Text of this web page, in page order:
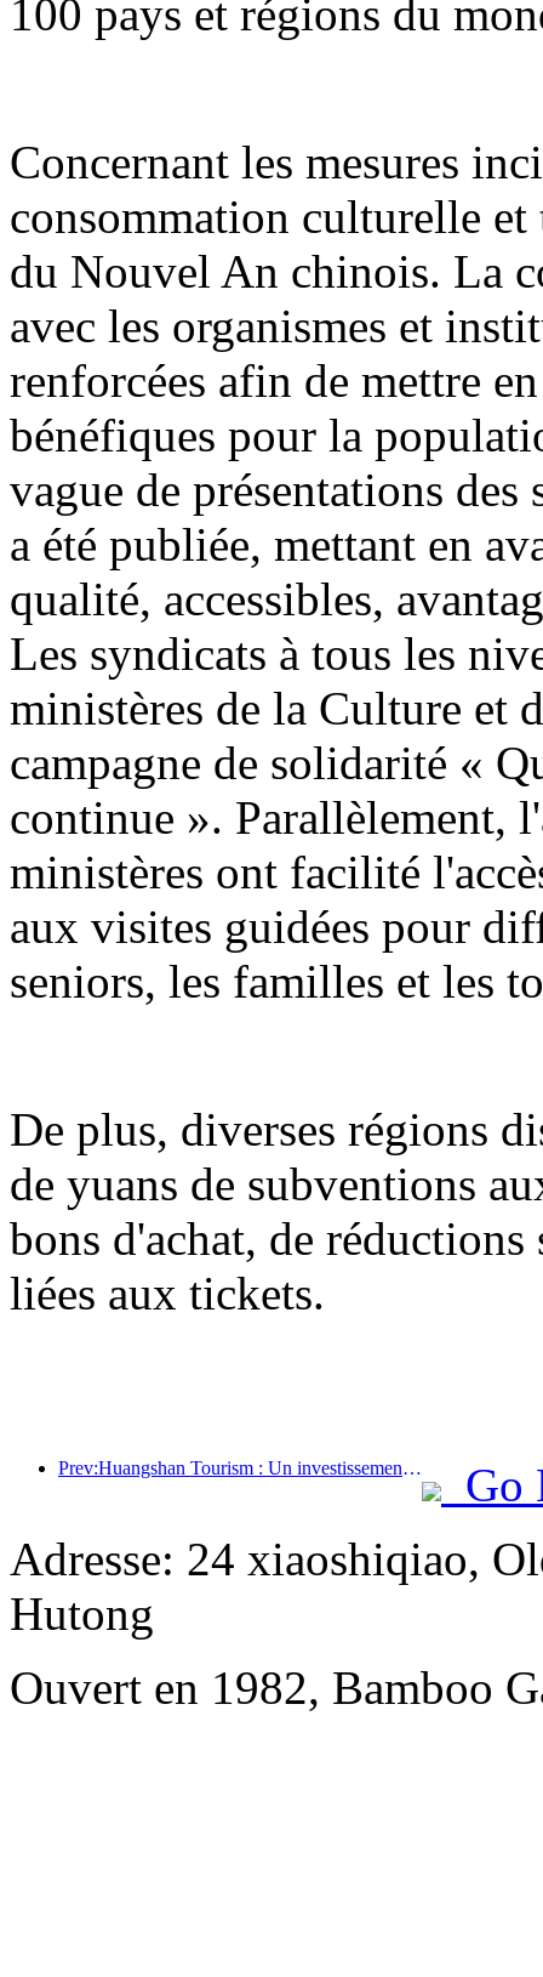
100 pays et régions du
Concernant les mesures
consommation culturelle
du Nouvel An chinois. La
avec les organismes et
renforcées afin de mettre
bénéfiques pour la
vague de présentations
a été publiée, mettant en
qualité, accessibles,
Les syndicats à tous les
ministères de la Culture et
campagne de solidarité «
continue ». Parallèlement,
ministères ont facilité
aux visites guidées pour
seniors, les familles et les
De plus, diverses régions
de yuans de subventions
bons d'achat, de
liées aux tickets.
Prev:Huangshan Tourism : Un investissement de 530 millions de yuans est prévu pour la rénovation des hôtels.
Go
Adresse: 24 xiaoshiqiao,
Hutong
Ouvert en 1982, Bamboo